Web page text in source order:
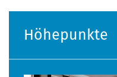
Höhepunkte